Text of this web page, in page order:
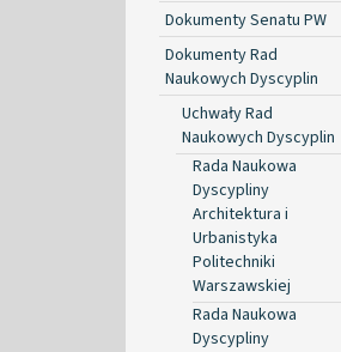
Dokumenty Senatu PW
Dokumenty Rad
Naukowych Dyscyplin
Uchwały Rad
Naukowych Dyscyplin
Rada Naukowa
Dyscypliny
Architektura i
Urbanistyka
Politechniki
Warszawskiej
Rada Naukowa
Dyscypliny